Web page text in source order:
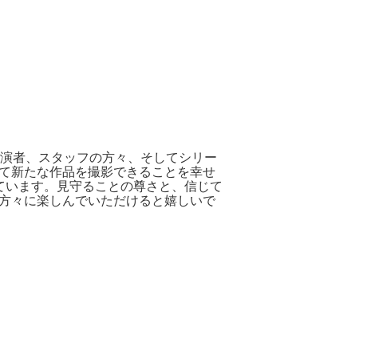
者、スタッフの方々、そしてシリー
新たな作品を撮影できることを幸せ
ます。見守ることの尊さと、信じて
々に楽しんでいただけると嬉しいで